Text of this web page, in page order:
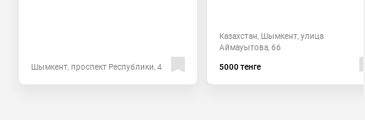
Шымкент, проспект Республики, 4
Казахстан, Шымкент, улица
Аймауытова, 66
5000 тенге